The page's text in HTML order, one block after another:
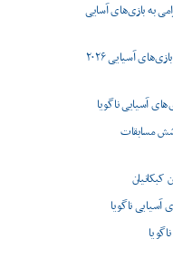
به بازی‌های آسایی
نمای پایانی معاینات ملی پوشان کشتی آزاد اعزامی به بازی‌های آسیایی ۲۰۲۶
آسیایی ناگویا
مسابقات
ناگویا